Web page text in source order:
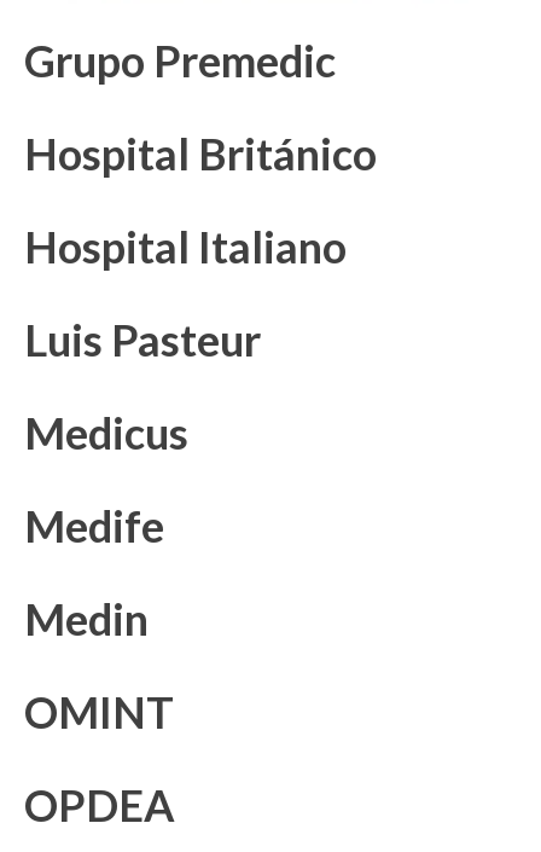
Grupo Premedic
Hospital Británico
Hospital Italiano
Luis Pasteur
Medicus
Medife
Medin
OMINT
OPDEA